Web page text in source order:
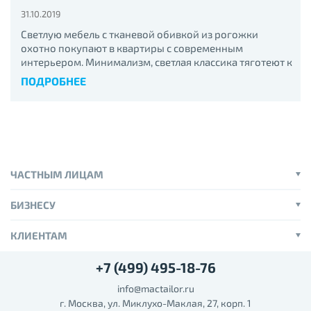
31.10.2019
Светлую мебель с тканевой обивкой из рогожки
охотно покупают в квартиры с современным
интерьером. Минимализм, светлая классика тяготеют к
мягкой мебели лаконичного дизайна с четкой
геометрией, неброской обивкой:
ПОДРОБНЕЕ
ЧАСТНЫМ ЛИЦАМ
БИЗНЕСУ
КЛИЕНТАМ
+7 (499) 495-18-76
info@mactailor.ru
г. Москва, ул. Миклухо-Маклая, 27, корп. 1